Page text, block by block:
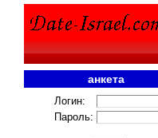
анкета
Логин:
Пароль: